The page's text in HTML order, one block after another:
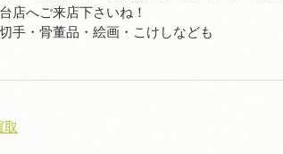
店へご来店下さいね！
手・骨董品・絵画・こけしなども
取